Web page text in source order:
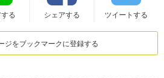
る シェアする ツイートする
ジをブックマークに登録する